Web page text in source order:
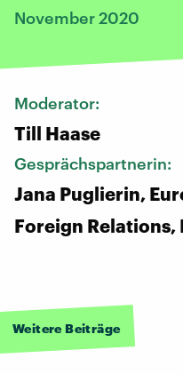
November 2020
Moderator:
Till Haase
Gesprächspartnerin:
Jana Puglierin,
Foreign Relations,
Weitere Beiträge